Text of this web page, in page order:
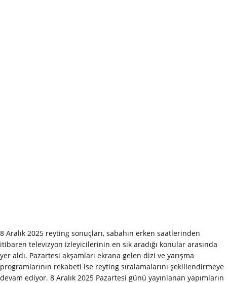
8 Aralık 2025 reyting sonuçları, sabahın erken saatlerinden
itibaren televizyon izleyicilerinin en sık aradığı konular arasında
yer aldı. Pazartesi akşamları ekrana gelen dizi ve yarışma
programlarının rekabeti ise reyting sıralamalarını şekillendirmeye
devam ediyor. 8 Aralık 2025 Pazartesi günü yayınlanan yapımların